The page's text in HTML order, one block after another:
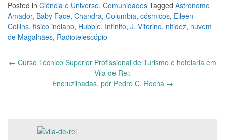
Posted in Ciência e Universo, Comunidades Tagged Astrónomo
Amador, Baby Face, Chandra, Columbia, cósmicos, Eileen
Collins, físico indiano, Hubble, Infinito, J. Vitorino, nitidez, nuvem
de Magalhães, Radiotelescópio
Post
← Curso Técnico Superior Profissional de Turismo e hotelaria em
Vila de Rei:
Encruzilhadas, por Pedro C. Rocha →